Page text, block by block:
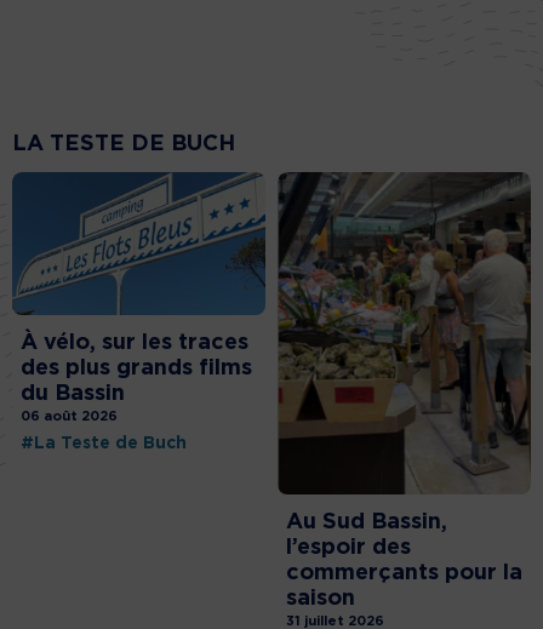
LA TESTE DE BUCH
À vélo, sur les traces
des plus grands films
du Bassin
06 août 2026
#La Teste de Buch
Au Sud Bassin,
l’espoir des
commerçants pour la
saison
31 juillet 2026